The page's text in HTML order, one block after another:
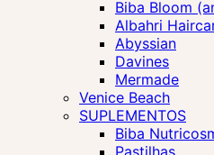
Biba Bloom
Albahri
Abyssian
Davines
Mermade
Venice Beach
SUPLEMENTOS
Biba